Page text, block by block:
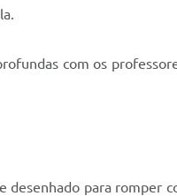
com os
para romper